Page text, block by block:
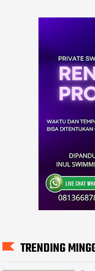
TRENDING